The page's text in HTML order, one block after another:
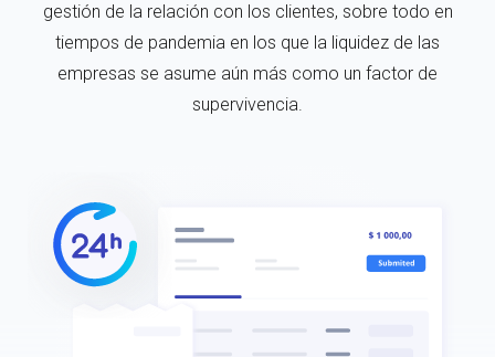
gestión de la relación con los clientes, sobre todo en
tiempos de pandemia en los que la liquidez de las
empresas se asume aún más como un factor de
supervivencia.